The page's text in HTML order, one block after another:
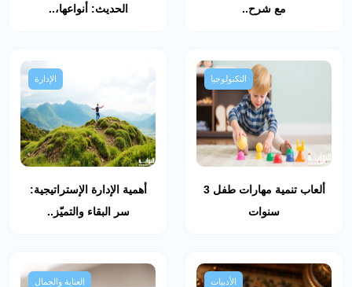
مع شرح..
الحديث: أنواعها،..
التكنولوجيا
ألعاب تنمية مهارات طفل 3
سنوات
الإدارة
أهمية الإدارة الإستراتيجية:
سر البقاء والتميّز..
الأدبيات العناية والجمال